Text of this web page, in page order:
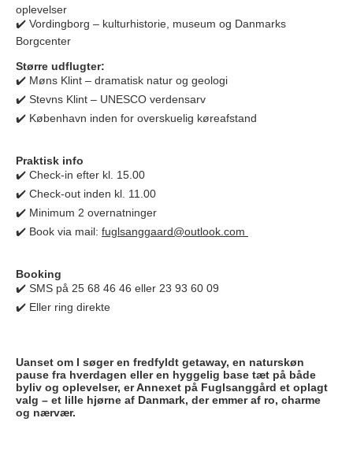
oplevelser
✔️ Vordingborg – kulturhistorie, museum og Danmarks
Borgcenter
Større udflugter:
✔️ Møns Klint – dramatisk natur og geologi
✔️ Stevns Klint – UNESCO verdensarv
✔️ København inden for overskuelig køreafstand
Praktisk info
✔️ Check-in efter kl. 15.00
✔️ Check-out inden kl. 11.00
✔️ Minimum 2 overnatninger
✔️ Book via mail: fuglsanggaard@outlook.com
Booking
✔️ SMS på 25 68 46 46 eller 23 93 60 09
✔️ Eller ring direkte
Uanset om I søger en fredfyldt getaway, en naturskøn
pause fra hverdagen eller en hyggelig base tæt på både
byliv og oplevelser, er Annexet på Fuglsanggård et oplagt
valg – et lille hjørne af Danmark, der emmer af ro, charme
og nærvær.